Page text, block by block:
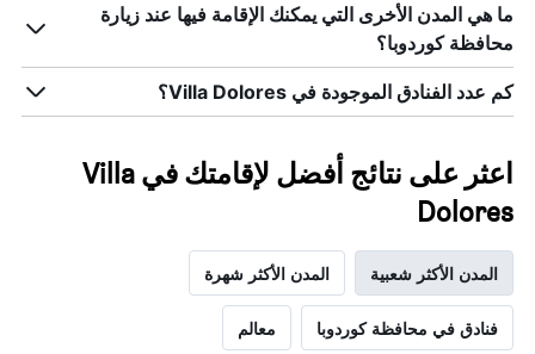
ما هي المدن الأخرى التي يمكنك الإقامة فيها عند زيارة
محافظة كوردوبا؟
كم عدد الفنادق الموجودة في Villa Dolores؟
اعثر على نتائج أفضل لإقامتك في Villa
Dolores
المدن الأكثر شعبية المدن الأكثر شهرة
فنادق في محافظة كوردوبا معالم